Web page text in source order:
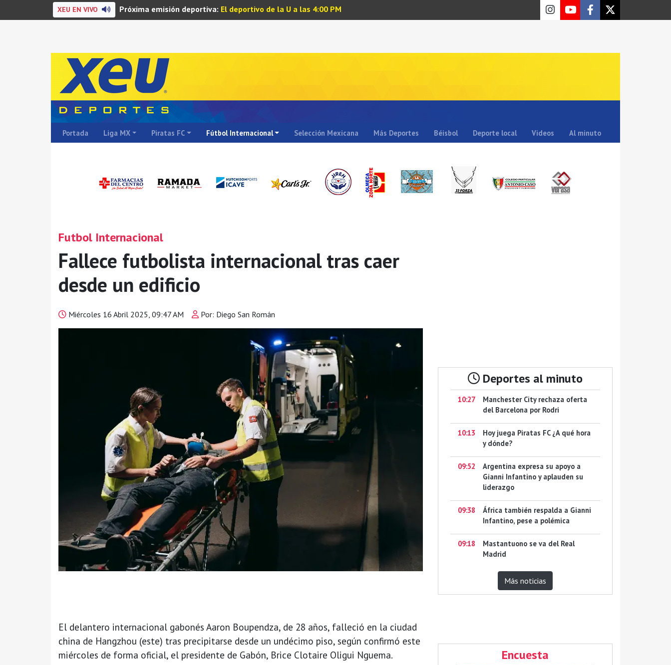
XEU EN VIVO Próxima emisión deportiva: El deportivo de la U a las 4:00 PM
Portada Liga MX Piratas FC Fútbol Internacional Selección Mexicana Más Deportes Béisbol Deporte local Videos Al minuto
Futbol Internacional
Fallece futbolista internacional tras caer
desde un edificio
Miércoles 16 Abril 2025, 09:47 AM Por: Diego San Román
El delantero internacional gabonés Aaron Boupendza, de 28 años, falleció en la ciudad
china de Hangzhou (este) tras precipitarse desde un undécimo piso, según confirmó este
miércoles de forma oficial, el presidente de Gabón, Brice Clotaire Oligui Nguema.
Deportes al minuto
10:27
Manchester City rechaza oferta
del Barcelona por Rodri
10:13
Hoy juega Piratas FC ¿A qué hora
y dónde?
09:52
Argentina expresa su apoyo a
Gianni Infantino y aplauden su
liderazgo
09:38
África también respalda a Gianni
Infantino, pese a polémica
09:18
Mastantuono se va del Real
Madrid
Más noticias
Encuesta